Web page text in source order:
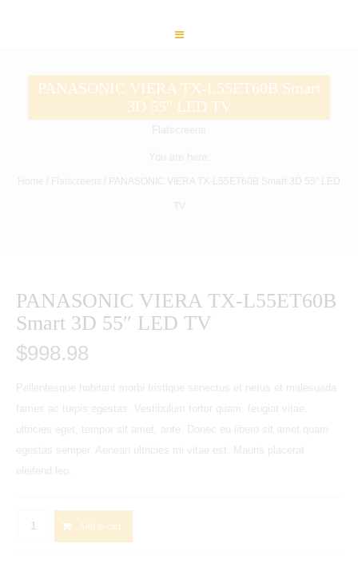
PANASONIC VIERA TX-L55ET60B Smart
3D 55″ LED TV
/ PANASONIC VIERA TX-L55ET60B Smart 3D 55″ LED
TV
PANASONIC VIERA TX-L55ET60B
Smart 3D 55″ LED TV
$998.98
Pellentesque habitant morbi tristique senectus et netus et malesuada
fames ac turpis egestas. Vestibulum tortor quam, feugiat vitae,
ultricies eget, tempor sit amet, ante. Donec eu libero sit amet quam
egestas semper. Aenean ultricies mi vitae est. Mauris placerat
eleifend leo.
PANASONIC
Add to cart